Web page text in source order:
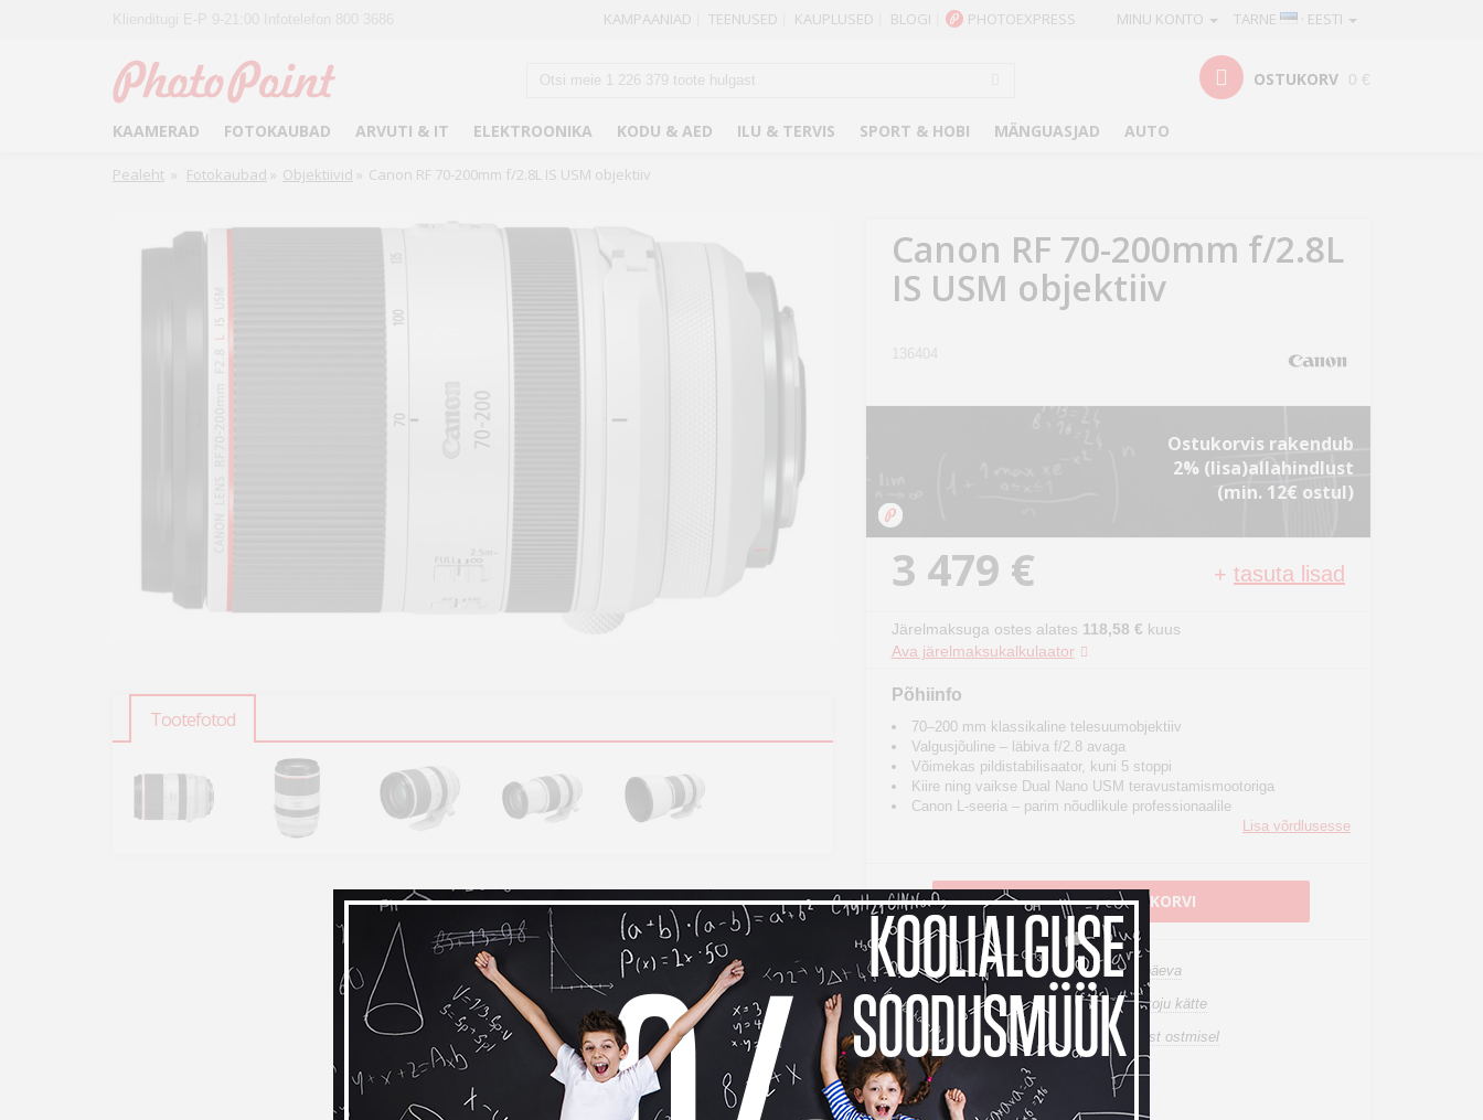
TARNE · EESTI
MINU KONTO
KAMPAANIAD TEENUSED KAUPLUSED BLOGI PHOTOEXPRESS
OSTUKORV 0 €
KAAMERAD FOTOKAUBAD ARVUTI & IT ELEKTROONIKA KODU & AED ILU & TERVIS SPORT & HOBI MÄNGUASJAD AUTO
Pealeht » Fotokaubad » Objektiivid » Canon RF 70-200mm f/2.8L IS USM objektiiv
Tootefotod
Canon RF 70-200mm f/2.8L
IS USM objektiiv
136404
Ostukorvis rakendub
2% (lisa)allahindlust
(min. 12€ ostul)
3 479 € + tasuta lisad
Järelmaksuga ostes alates 118,58 € kuus
Ava järelmaksukalkulaator
Põhiinfo
70–200 mm klassikaline telesuumobjektiiv
Valgusjõuline – läbiva f/2.8 avaga
Võimekas pildistabilisaator, kuni 5 stoppi
Kiire ning vaikse Dual Nano USM teravustamismootoriga
Canon L-seeria – parim nõudlikule professionaalile
Lisa võrdlusesse
LISA OSTUKORVI
Toode on laos, tarneaeg 1-3 tööpäeva
See toode tuuakse sulle tasuta koju kätte
14 päeva tagastusõigus internetist ostmisel
Küsi vahetuspakkumist
Toodet on võimalik rentida